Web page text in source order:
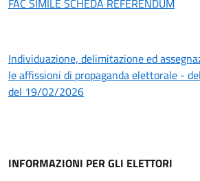
Individuazione, delimitazione ed
le affissioni di propaganda elettorale -
del 19/02/2026
INFORMAZIONI PER GLI ELETTORI